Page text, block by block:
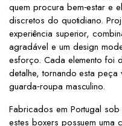
quem procura bem‑estar e
discretos do quotidiano.
experiência superior,
agradável e um design
esforço. Cada elemento foi
detalhe, tornando esta
guarda‑roupa masculino.
Fabricados em Portugal
estes boxers possuem